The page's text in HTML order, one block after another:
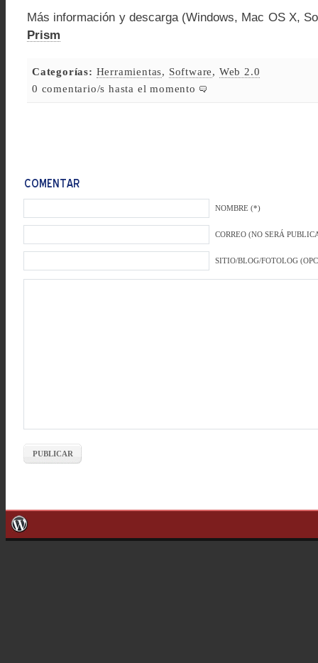
Más información y descarga (Windows, Mac OS X,
Prism
Categorías: Herramientas, Software, Web 2.0
0 comentario/s hasta el momento
NOMBRE (*)
CORREO (NO SERÁ
SITIO/BLOG/FOTOLOG